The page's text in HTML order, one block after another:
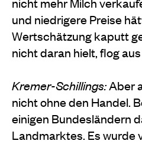
und niedrigere Preise
Wertschät­zung kaputt
nicht daran hielt, flog
Kremer-Schillings:Aber
nicht ohne den Handel.
einigen Bundeslän­dern
Landmarktes. Es wurde